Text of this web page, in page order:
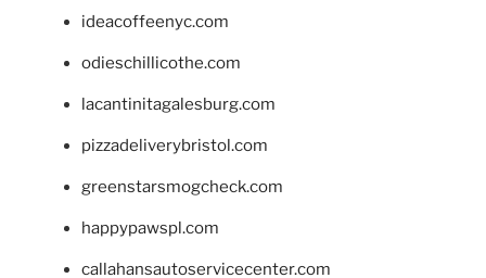
ideacoffeenyc.com
odieschillicothe.com
lacantinitagalesburg.com
pizzadeliverybristol.com
greenstarsmogcheck.com
happypawspl.com
callahansautoservicecenter.com